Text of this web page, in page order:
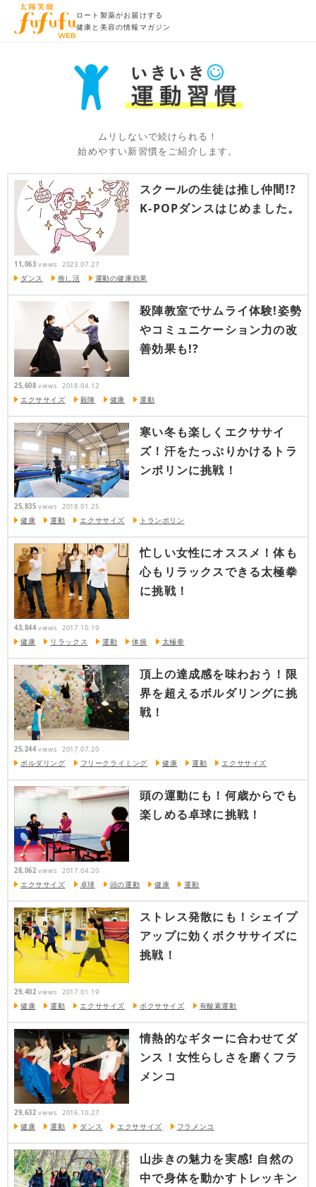
ロート製薬がお届けする
健康と美容の情報マガジン
ムリしないで続けられる！
始めやすい新習慣をご紹介します。
スクールの生徒は推し仲間!?
K-POPダンスはじめました。
11,063 views 2023.07.27
ダンス 推し活 運動の健康効果
殺陣教室でサムライ体験!姿勢
やコミュニケーション力の改
善効果も!?
25,608 views 2018.04.12
エクササイズ 殺陣 健康 運動
寒い冬も楽しくエクササイ
ズ！汗をたっぷりかけるトラ
ンポリンに挑戦！
25,835 views 2018.01.25
健康 運動 エクササイズ トランポリン
忙しい女性にオススメ！体も
心もリラックスできる太極拳
に挑戦！
43,844 views 2017.10.19
健康 リラックス 運動 体操 太極拳
頂上の達成感を味わおう！限
界を超えるボルダリングに挑
戦！
25,244 views 2017.07.20
ボルダリング フリークライミング 健康 運動 エクササイズ
頭の運動にも！何歳からでも
楽しめる卓球に挑戦！
28,062 views 2017.04.20
エクササイズ 卓球 頭の運動 健康 運動
ストレス発散にも！シェイプ
アップに効くボクササイズに
挑戦！
29,402 views 2017.01.19
健康 運動 エクササイズ ボクササイズ 有酸素運動
情熱的なギターに合わせてダ
ンス！女性らしさを磨くフラ
メンコ
29,632 views 2016.10.27
健康 運動 ダンス エクササイズ フラメンコ
山歩きの魅力を実感! 自然の
中で身体を動かすトレッキン